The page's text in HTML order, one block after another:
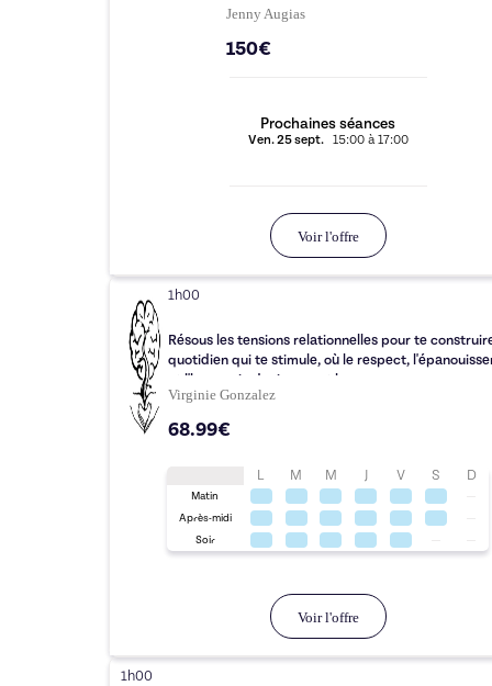
Jenny Augias
150€
Prochaines séances
Ven.25 sept. 15:00à17:00
Voir l'offre
1h00
Résous les tensions relationnelles pour te
quotidien qui te stimule, où le respect,
et l'harmonie deviennenet la norme.
Virginie Gonzalez
68.99€
L M M J V S D
Matin
Après-midi
Soir
Voir l'offre
1h00